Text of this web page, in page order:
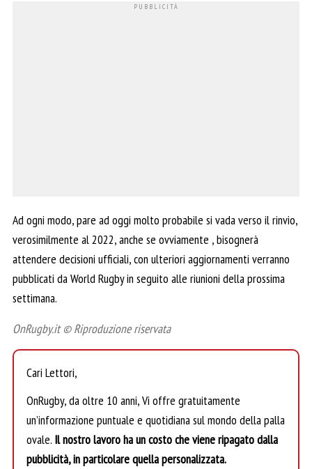
Ad ogni modo, pare ad oggi molto probabile si vada verso il rinvio,
verosimilmente al 2022, anche se ovviamente , bisognerà
attendere decisioni ufficiali, con ulteriori aggiornamenti verranno
pubblicati da World Rugby in seguito alle riunioni della prossima
settimana.
OnRugby.it © Riproduzione riservata
Cari Lettori,
OnRugby, da oltre 10 anni, Vi offre gratuitamente
un’informazione puntuale e quotidiana sul mondo della palla
ovale. Il nostro lavoro ha un costo che viene ripagato dalla
pubblicità, in particolare quella personalizzata.